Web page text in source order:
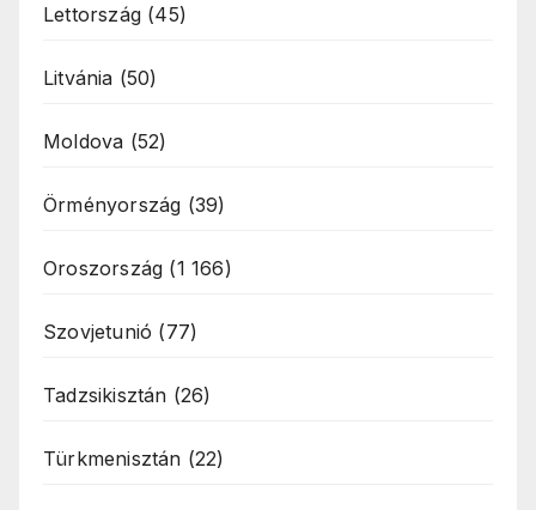
Lettország (45)
Litvánia (50)
Moldova (52)
Örményország (39)
Oroszország (1 166)
Szovjetunió (77)
Tadzsikisztán (26)
Türkmenisztán (22)